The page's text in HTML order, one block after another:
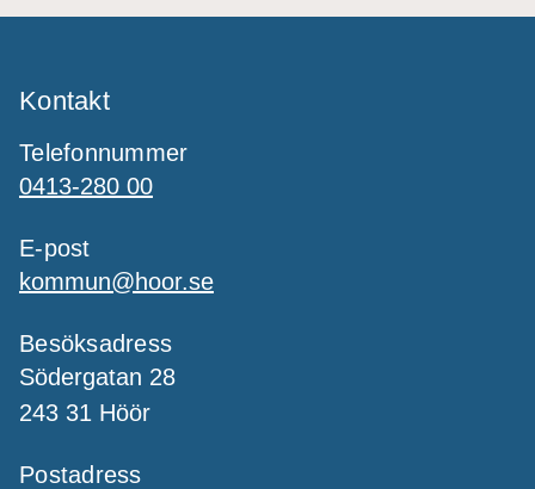
Kontakt
Telefonnummer
0413-280 00
E-post
kommun@hoor.se
Besöksadress
Södergatan 28
243 31 Höör
Postadress